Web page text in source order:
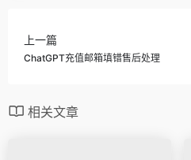
上一篇
ChatGPT充值邮箱填错售后处理
相关文章